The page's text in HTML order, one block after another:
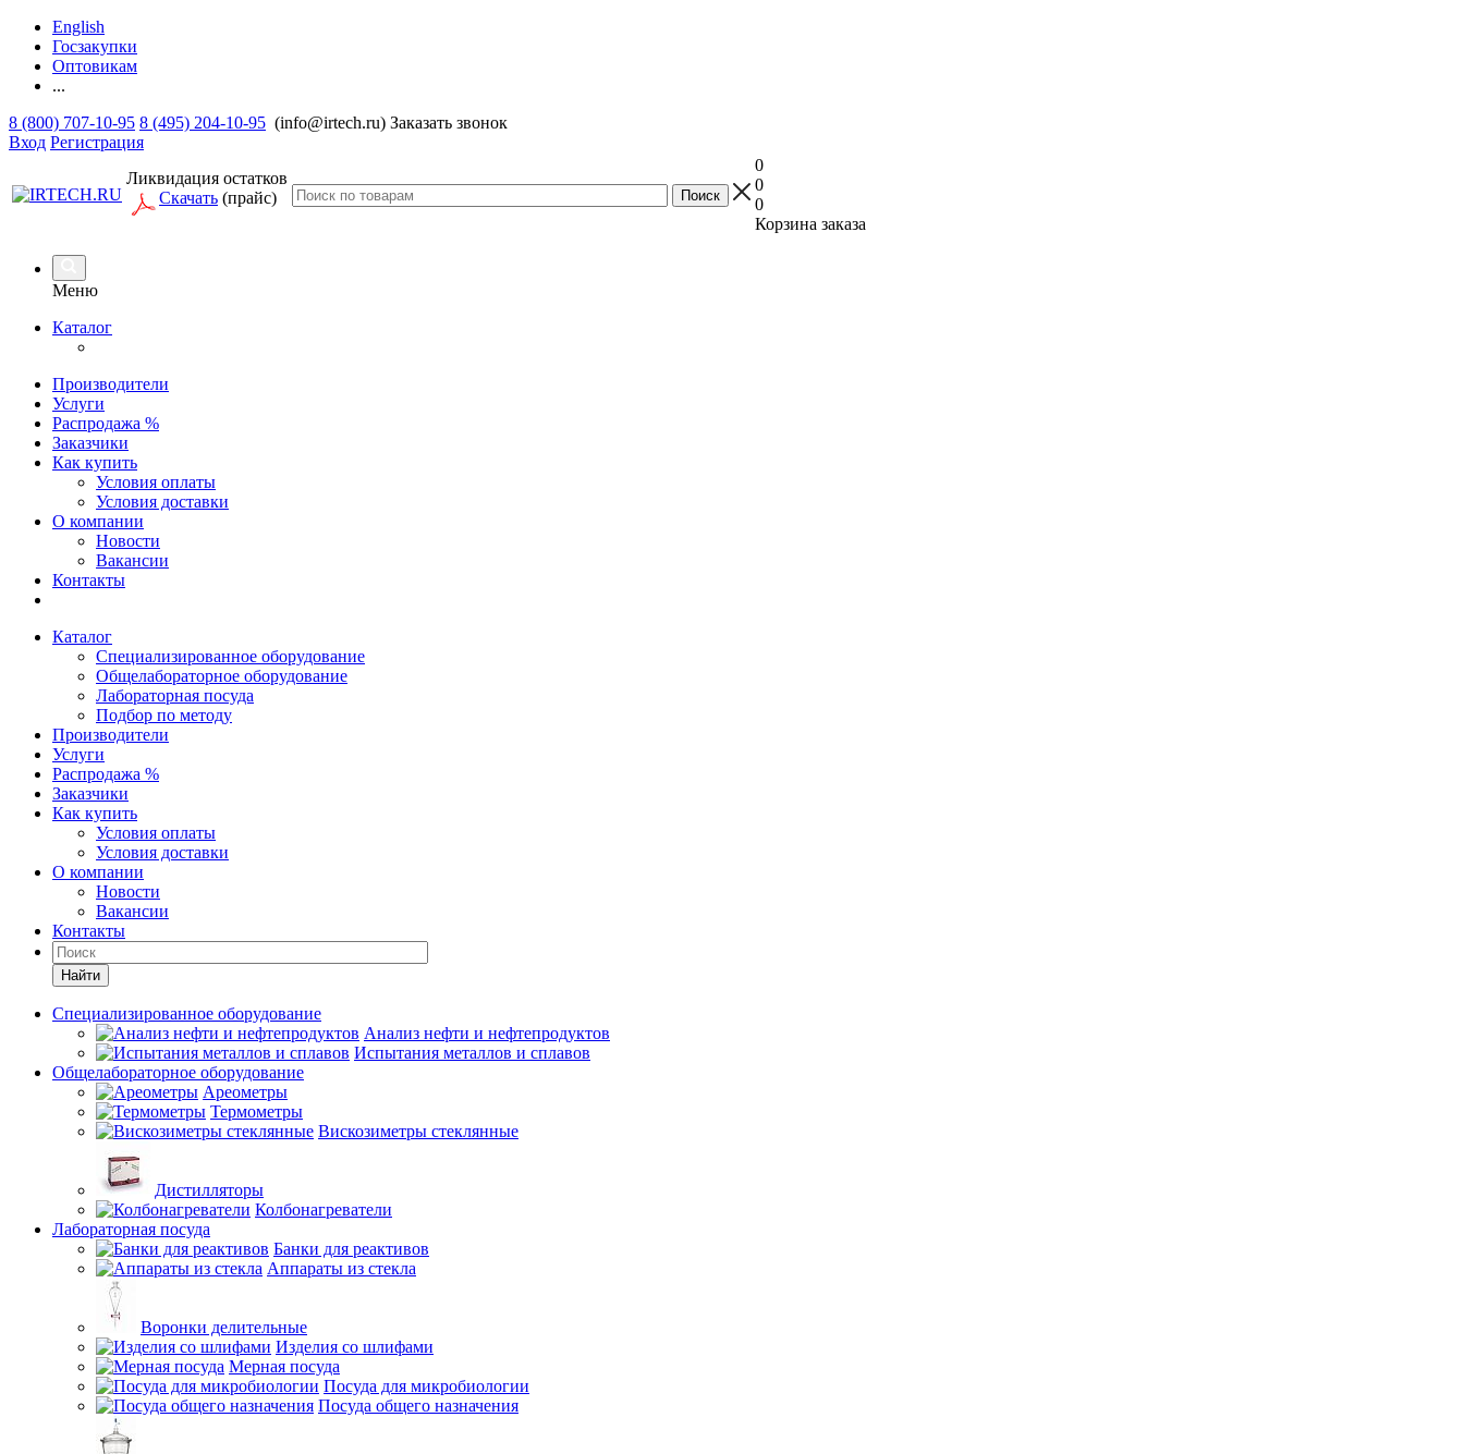
English
Госзакупки
Оптовикам
...
8 (800) 707-10-95 8 (495) 204-10-95 (info@irtech.ru) Заказать звонок
Вход Регистрация
Ликвидация остатков
Скачать (прайс)
0
0
0
Корзина заказа
Меню
Каталог
Производители
Услуги
Распродажа %
Заказчики
Как купить
Условия оплаты
Условия доставки
О компании
Новости
Вакансии
Контакты
Каталог
Специализированное оборудование
Общелабораторное оборудование
Лабораторная посуда
Подбор по методу
Производители
Услуги
Распродажа %
Заказчики
Как купить
Условия оплаты
Условия доставки
О компании
Новости
Вакансии
Контакты
Найти
Специализированное оборудование
Анализ нефти и нефтепродуктов
Испытания металлов и сплавов
Общелабораторное оборудование
Ареометры
Термометры
Вискозиметры стеклянные
Дистилляторы
Колбонагреватели
Лабораторная посуда
Банки для реактивов
Аппараты из стекла
Воронки делительные
Изделия со шлифами
Мерная посуда
Посуда для микробиологии
Посуда общего назначения